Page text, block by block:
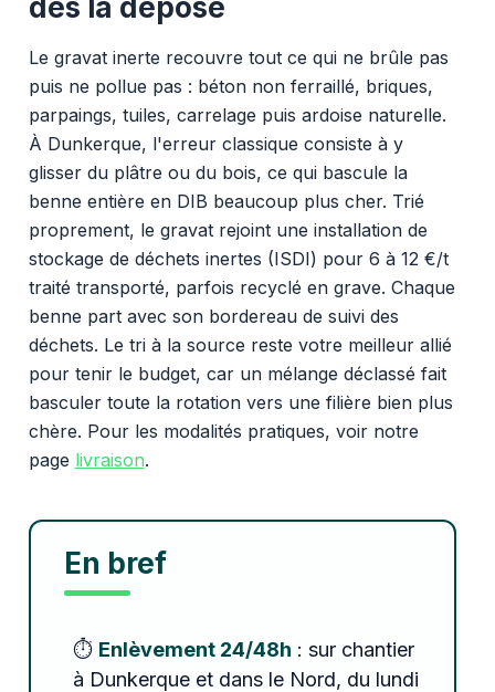
Le gravat inerte recouvre tout ce qui ne brûle pas
puis ne pollue pas : béton non ferraillé, briques,
parpaings, tuiles, carrelage puis ardoise naturelle.
À Dunkerque, l'erreur classique consiste à y
glisser du plâtre ou du bois, ce qui bascule la
benne entière en DIB beaucoup plus cher. Trié
proprement, le gravat rejoint une installation de
stockage de déchets inertes (ISDI) pour 6 à 12 €/t
traité transporté, parfois recyclé en grave. Chaque
benne part avec son bordereau de suivi des
déchets. Le tri à la source reste votre meilleur allié
pour tenir le budget, car un mélange déclassé fait
basculer toute la rotation vers une filière bien plus
chère. Pour les modalités pratiques, voir notre
page livraison.
En bref
⏱️ Enlèvement 24/48h : sur chantier
à Dunkerque et dans le Nord, du lundi